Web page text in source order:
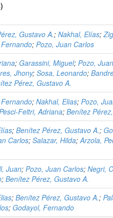
Gustavo A.; Nakhal, Elías;
; Pozo, Juan Carlos
; Garassini, Miguel; Pozo,
Jhony; Sosa, Leonardo;
Pérez, Gustavo A.
; Nakhal, Elias; Pozo,
Feltri, Adriana; Benítez
; Benítez Pérez, Gustavo A.;
Carlos; Salazar, Hilda;Arzola,
Juan; Pozo, Juan Carlos; Negri,
; Benítez Pérez, Gustavo A.
; Benítez Pérez, Gustavo A.;
; Godayol, Fernando